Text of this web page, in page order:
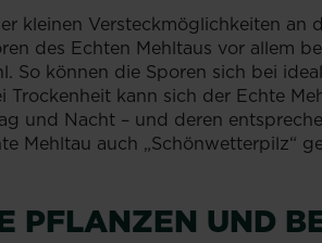
kleinen Versteckmöglichkeiten an
des Echten Mehltaus vor allem
So können die Sporen sich bei
kann sich der Echte
und Nacht – und deren
Mehltau auch „Schönwetterpilz“
PFLANZEN UND